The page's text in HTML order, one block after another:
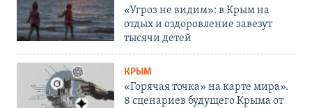
«Угроз не видим»: в Крым на
отдых и оздоровление завезут
тысячи детей
КРЫМ
«Горячая точка» на карте мира».
8 сценариев будущего Крыма от